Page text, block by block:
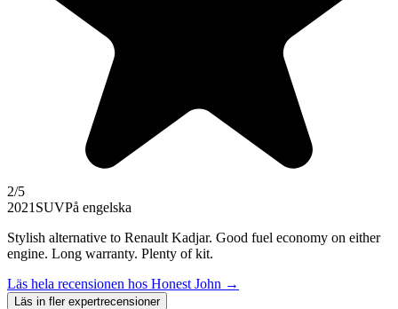
2/5
2021 SUVPå engelska
Stylish alternative to Renault Kadjar. Good fuel economy on either
engine. Long warranty. Plenty of kit.
Läs hela recensionen hos Honest John →
Läs in fler expertrecensioner